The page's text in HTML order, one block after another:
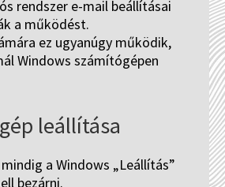
rendszer e-mail beállításai
a működést.
ez ugyanúgy működik,
Windows számítógépen
leállítása
a Windows „Leállítás”
bezárni.